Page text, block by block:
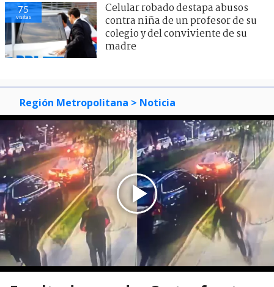
75
visitas
Celular robado destapa abusos
contra niña de un profesor de su
colegio y del conviviente de su
madre
Región Metropolitana > Noticia